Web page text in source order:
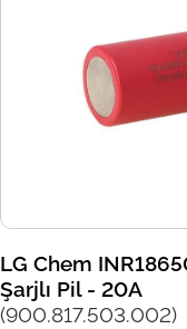
LG Chem
Şarjlı Pil - 20A
(900.817.503.002)